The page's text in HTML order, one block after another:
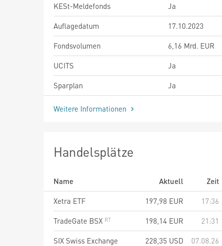
KESt-Meldefonds
Ja
Auflagedatum
17.10.2023
Fondsvolumen
6,16 Mrd. EUR
UCITS
Ja
Sparplan
Ja
Weitere Informationen
Handelsplätze
Name Aktuell
Zeit
Xetra ETF
197,98 EUR
17:36
TradeGate BSX
198,14 EUR
21:31
SIX Swiss Exchange
228,35 USD
07.08.26